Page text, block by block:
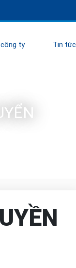
ty Tin tức